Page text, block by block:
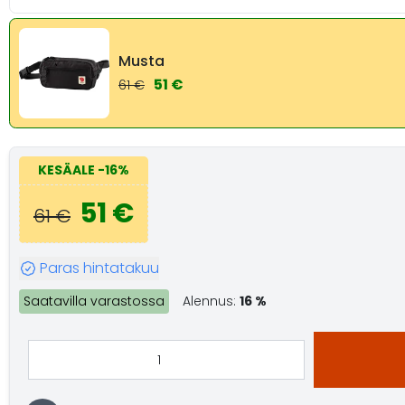
Musta
61 € 51 €
KESÄALE -16%
61 € 51 €
Paras hintatakuu
Saatavilla varastossa Alennus: 16 %